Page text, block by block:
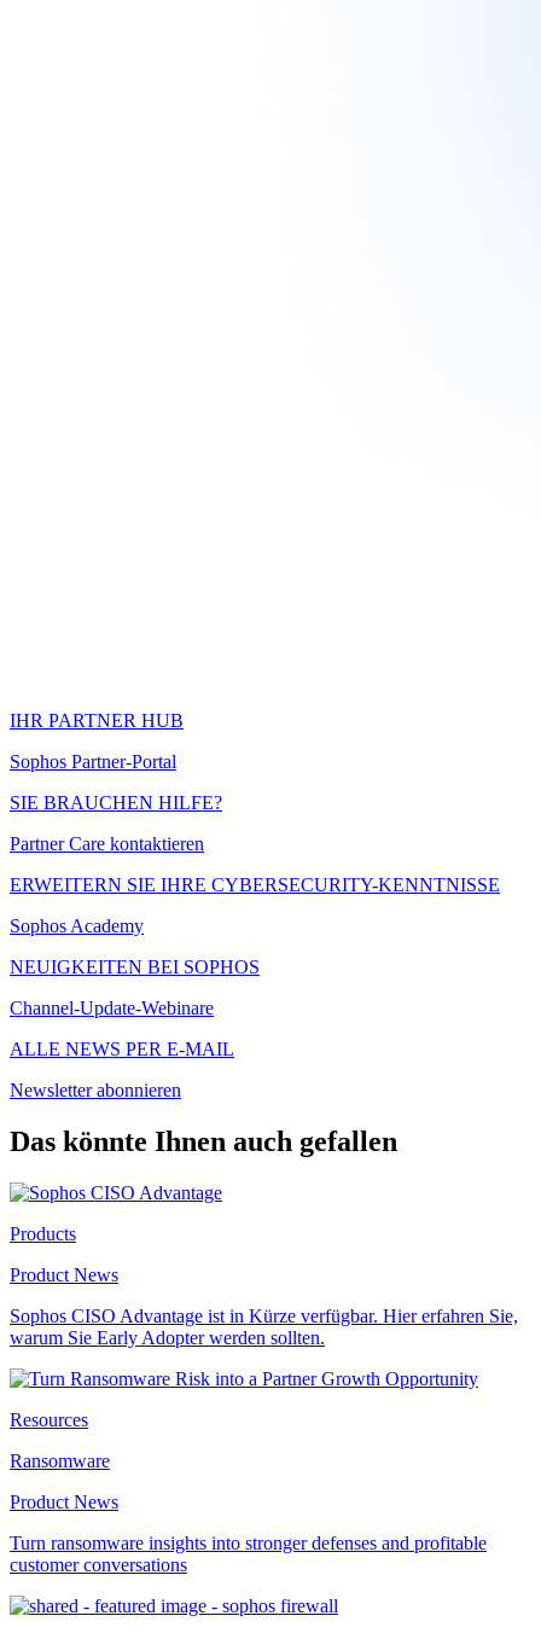
IHR PARTNER HUB
Sophos Partner-Portal
SIE BRAUCHEN HILFE?
Partner Care kontaktieren
ERWEITERN SIE IHRE CYBERSECURITY-KENNTNISSE
Sophos Academy
NEUIGKEITEN BEI SOPHOS
Channel-Update-Webinare
ALLE NEWS PER E-MAIL
Newsletter abonnieren
Das könnte Ihnen auch gefallen
Products
Product News
Sophos CISO Advantage ist in Kürze verfügbar. Hier erfahren Sie,
warum Sie Early Adopter werden sollten.
Resources
Ransomware
Product News
Turn ransomware insights into stronger defenses and profitable
customer conversations